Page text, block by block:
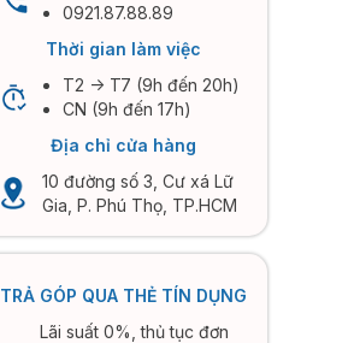
0921.87.88.89
Thời gian làm việc
T2 -> T7 (9h đến 20h)
CN (9h đến 17h)
Địa chỉ cửa hàng
10 đường số 3, Cư xá Lữ
Gia, P. Phú Thọ, TP.HCM
TRẢ GÓP QUA THẺ TÍN DỤNG
Lãi suất 0%, thủ tục đơn